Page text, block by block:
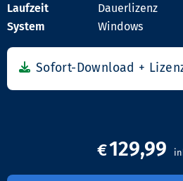
Dauerlizenz
Windows
€129,99